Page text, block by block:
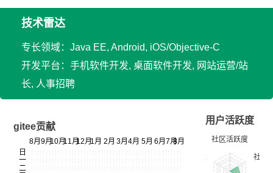
技术雷达
专长领域：Java EE, Android, iOS/Objective-C
开发平台：手机软件开发, 桌面软件开发, 网站运营/站
长, 人事招聘
gitee贡献
用户活跃度